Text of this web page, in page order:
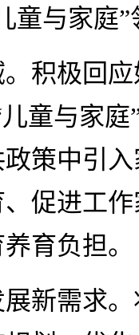
童与家庭”
。积极回
童与家
策中引
促进工
育负担。
展新需求